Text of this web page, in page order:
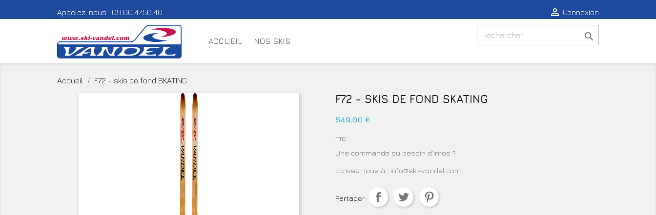
Appelez-nous : 09.60.47.56.40  Connexion
ACCUEIL NOS SKIS 
Accueil F72 - skis de fond SKATING
F72 - SKIS DE FOND SKATING
549,00 €
TTC
Une commande ou besoin d'infos ?
Ecrivez nous à : info@ski-vandel.com.
Partager